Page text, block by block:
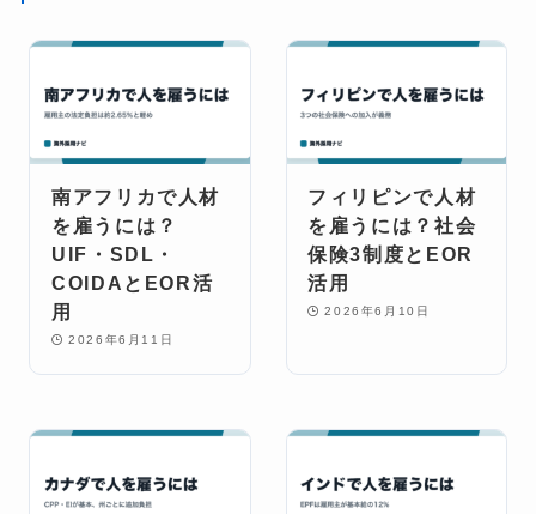
南アフリカで人材
を雇うには？
UIF・SDL・
COIDAとEOR活
用
2026年6月11日
フィリピンで人材
を雇うには？社会
保険3制度とEOR
活用
2026年6月10日